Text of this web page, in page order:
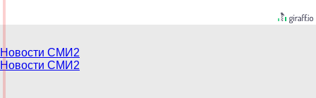
Новости СМИ2
Новости СМИ2